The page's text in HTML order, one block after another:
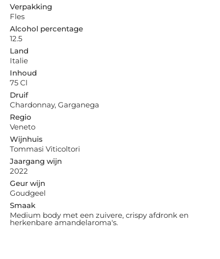
Verpakking
Fles
Alcohol percentage
12.5
Land
Italie
Inhoud
75 Cl
Druif
Chardonnay, Garganega
Regio
Veneto
Wijnhuis
Tommasi Viticoltori
Jaargang wijn
2022
Geur wijn
Goudgeel
Smaak
Medium body met een zuivere, crispy afdronk en
herkenbare amandelaroma's.